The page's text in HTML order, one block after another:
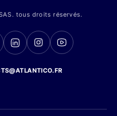
tous droits réservés.